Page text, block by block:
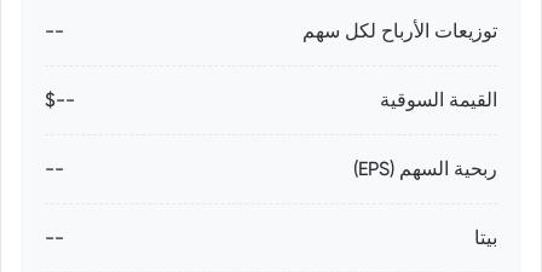
توزيعات الأرباح لكل سهم --
القيمة السوقية --$
ربحية السهم (EPS) --
بيتا --